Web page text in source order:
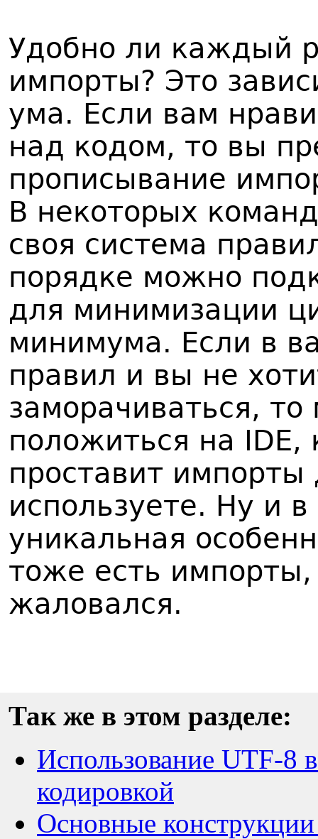
Удобно ли каждый
импорты? Это
ума. Если вам
над кодом, то вы
прописывание
В некоторых
своя система
порядке можно
для минимизации
минимума. Если в
правил и вы не
заморачиваться,
положиться на IDE,
проставит импорты
используете. Ну и
уникальная
тоже есть
жаловался.
Так же в этом разделе:
Использование UTF-8
кодировкой
Основные